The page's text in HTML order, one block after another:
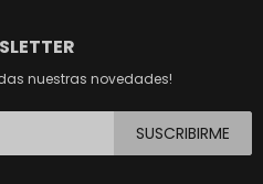
nuestras novedades!
SUSCRIBIRME